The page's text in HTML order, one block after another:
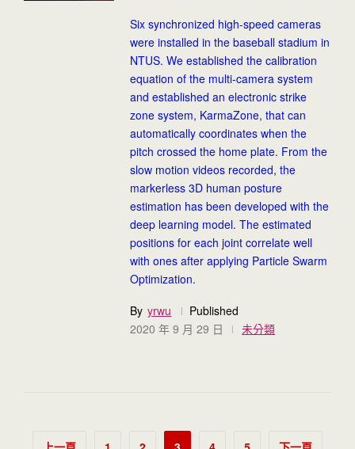
Six synchronized high-speed cameras
were installed in the baseball stadium in
NTUS. We established the calibration
equation of the multi-camera system
and established an electronic strike
zone system, KarmaZone, that can
automatically coordinates when the
pitch crossed the home plate. From the
slow motion videos recorded, the
markerless 3D human posture
estimation has been developed with the
deep learning model. The estimated
positions for each joint correlate well
with ones after applying Particle Swarm
Optimization.
By yrwu
Published
2020 年 9 月 29 日
未分類